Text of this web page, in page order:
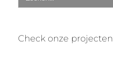
naar:
Check onze projecten